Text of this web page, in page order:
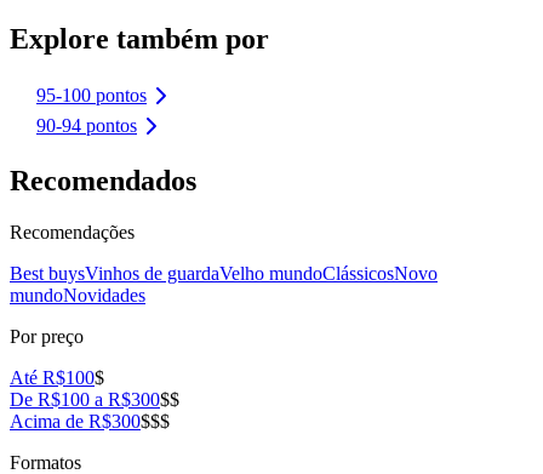
Explore também por
95-100 pontos
90-94 pontos
Recomendados
Recomendações
Best buysVinhos de guardaVelho mundoClássicosNovo
mundoNovidades
Por preço
Até R$100$
De R$100 a R$300$$
Acima de R$300$$$
Formatos